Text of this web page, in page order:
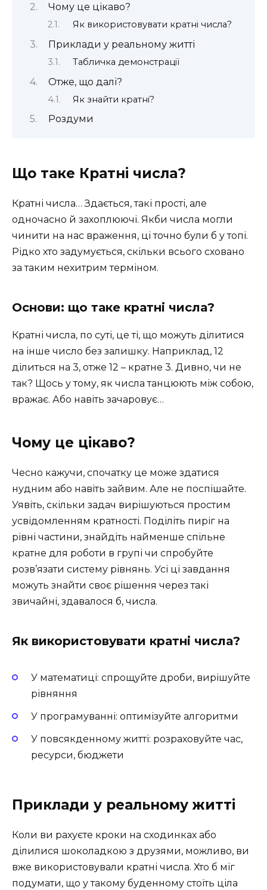
Чому це цікаво?
Як використовувати кратні числа?
Приклади у реальному житті
Табличка демонстрації
Отже, що далі?
Як знайти кратні?
Роздуми
Що таке Кратні числа?
Кратні числа… Здається, такі прості, але
одночасно й захоплюючі. Якби числа могли
чинити на нас враження, ці точно були б у топі.
Рідко хто задумується, скільки всього сховано
за таким нехитрим терміном.
Основи: що таке кратні числа?
Кратні числа, по суті, це ті, що можуть ділитися
на інше число без залишку. Наприклад, 12
ділиться на 3, отже 12 – кратне 3. Дивно, чи не
так? Щось у тому, як числа танцюють між собою,
вражає. Або навіть зачаровує…
Чому це цікаво?
Чесно кажучи, спочатку це може здатися
нудним або навіть зайвим. Але не поспішайте.
Уявіть, скільки задач вирішуються простим
усвідомленням кратності. Поділіть пиріг на
рівні частини, знайдіть найменше спільне
кратне для роботи в групі чи спробуйте
розв’язати систему рівнянь. Усі ці завдання
можуть знайти своє рішення через такі
звичайні, здавалося б, числа.
Як використовувати кратні числа?
У математиці: спрощуйте дроби, вирішуйте
рівняння
У програмуванні: оптимізуйте алгоритми
У повсякденному житті: розраховуйте час,
ресурси, бюджети
Приклади у реальному житті
Коли ви рахуєте кроки на сходинках або
ділилися шоколадкою з друзями, можливо, ви
вже використовували кратні числа. Хто б міг
подумати, що у такому буденному стоїть ціла